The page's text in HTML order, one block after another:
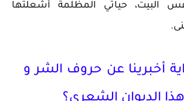
البيت، حياتي المظلمة أشعلتها
أخبرينا عن حروف الشر و